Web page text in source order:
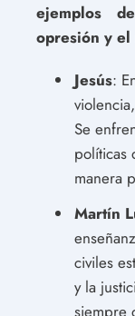
ejemplos
opresión y el
Jesús:
Se
políticas
manera
Martín
civiles
y la
siempre